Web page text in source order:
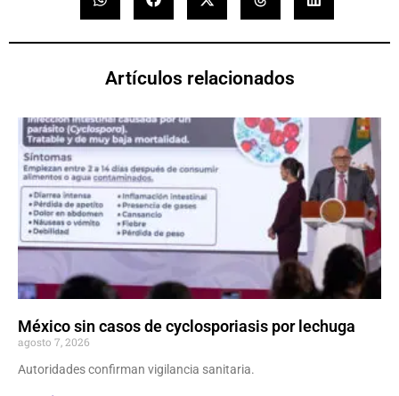
Artículos relacionados
México sin casos de cyclosporiasis por lechuga
agosto 7, 2026
Autoridades confirman vigilancia sanitaria.